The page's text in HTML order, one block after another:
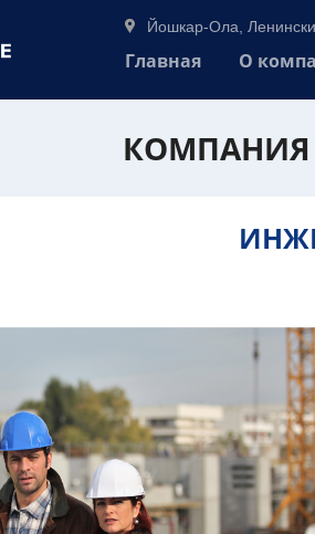
Йошкар-Ола,
Главная О